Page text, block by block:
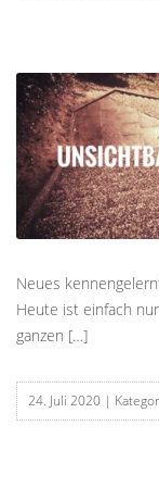
Neues
Heute ist einfach
ganzen […]
24. Juli 2020 |